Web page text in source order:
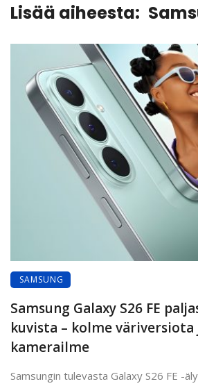
Lisää aiheesta:
SAMSUNG
Samsung Galaxy S26 FE
kuvista – kolme
kamerailme
Samsungin tulevasta Galaxy S26 FE -